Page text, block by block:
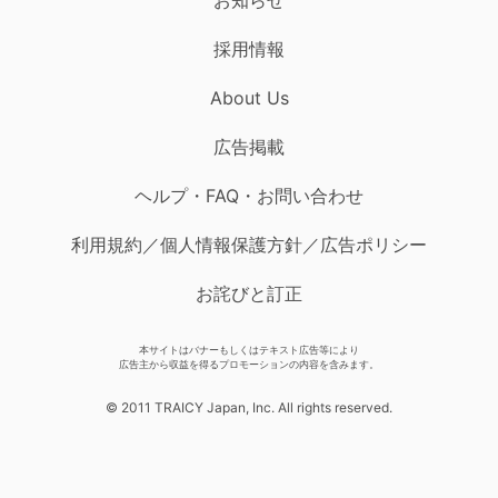
採用情報
About Us
広告掲載
ヘルプ・FAQ・お問い合わせ
利用規約／個人情報保護方針／広告ポリシー
お詫びと訂正
本サイトはバナーもしくはテキスト広告等により
広告主から収益を得るプロモーションの内容を含みます。
© 2011 TRAICY Japan, Inc. All rights reserved.